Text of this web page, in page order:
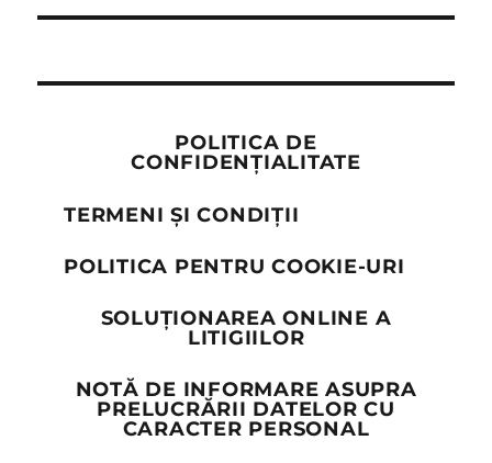
POLITICA DE
CONFIDENȚIALITATE
TERMENI ȘI CONDIȚII
POLITICA PENTRU COOKIE-URI
SOLUȚIONAREA ONLINE A
LITIGIILOR
NOTĂ DE INFORMARE ASUPRA
PRELUCRĂRII DATELOR CU
CARACTER PERSONAL